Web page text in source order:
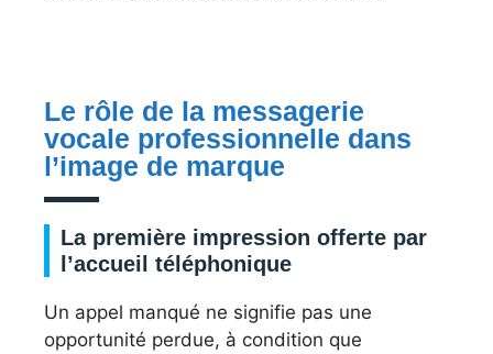
Le rôle de la messagerie
vocale professionnelle dans
l’image de marque
La première impression offerte par
l’accueil téléphonique
Un appel manqué ne signifie pas une
opportunité perdue, à condition que